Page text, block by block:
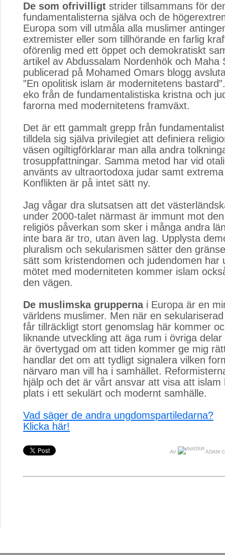
De som ofrivilligt strider tillsammans för
fundamentalisterna själva och de
Europa som vill utmåla alla muslimer
extremister eller som tillhörande en farlig
oförenlig med ett öppet och demokratiskt
artikel av Abdussalam Nordenhök och Maha
publicerad på Mohamed Omars blogg
”En opolitisk islam är modernitetens
eko från de fundamentalistiska kristna och
farorna med modernitetens framväxt.
Det är ett gammalt grepp från
tilldela sig själva privilegiet att definiera
väsen ogiltigförklarar man alla andra
trosuppfattningar. Samma metod har vid
använts av ultraortodoxa judar samt
Konflikten är på intet sätt ny.
Jag vågar dra slutsatsen att det
under 2000-talet närmast är immunt mot
religiös påverkan som sker i många andra
inte bara är tro, utan även lag. Upplysta
pluralism och sekularismen sätter den
sätt som kristendomen och judendomen har
mötet med moderniteten kommer islam
den vägen.
De muslimska gruppernai Europa är en
världens muslimer. Men när en
får tillräckligt stort genomslag här kommer
liknande utveckling att äga rum i övriga
är övertygad om att tiden kommer ge mig
handlar det om att tydligt signalera vilken
närvaro man vill ha i samhället.
hjälp och det är vårt ansvar att visa att islam
plats i ett sekulärt och modernt samhälle.
Vad säger de andra ungdomspartiledarna?
Klicka här!
AV ADAM